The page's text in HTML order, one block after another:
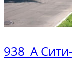
938_A